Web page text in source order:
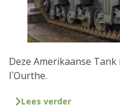
Deze Amerikaanse
l`Ourthe.
Lees verder